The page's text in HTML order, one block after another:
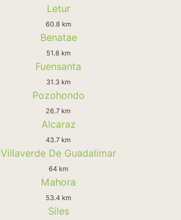
Letur
60.8 km
Benatae
51.8 km
Fuensanta
31.3 km
Pozohondo
26.7 km
Alcaraz
43.7 km
Villaverde De Guadalimar
64 km
Mahora
53.4 km
Siles